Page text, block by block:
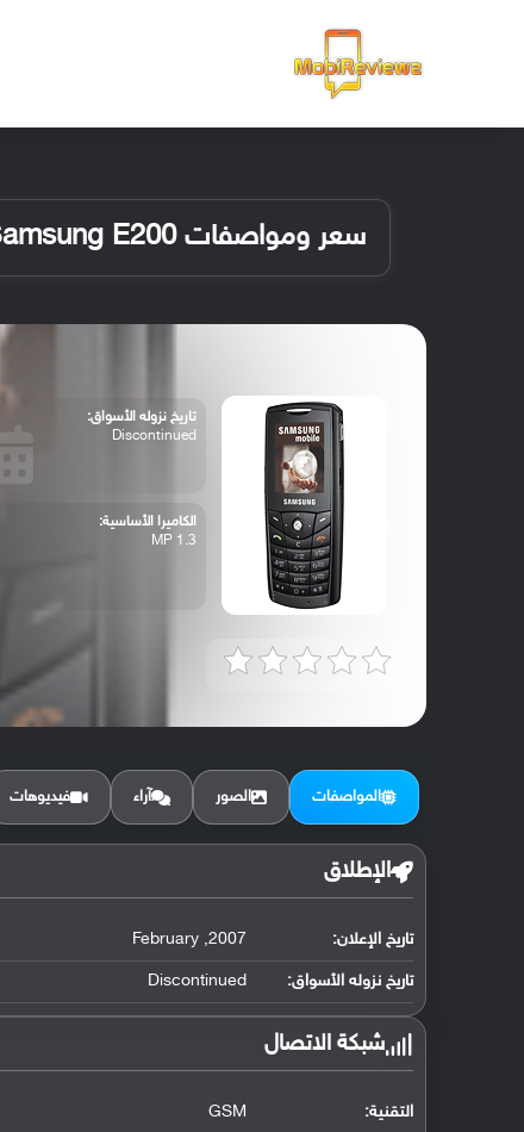
سعر ومواصفات Samsung E200
تاريخ نزوله الأسواق:
Discontinued
الكاميرا الأساسية:
1.3 MP
المواصفات الصور آراء فيديوهات
الإطلاق
تاريخ الإعلان: 2007, February
تاريخ نزوله الأسواق: Discontinued
شبكة الاتصال
التقنية: GSM